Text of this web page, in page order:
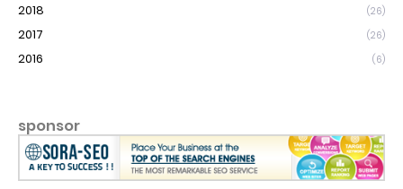
2018 (26)
2017 (26)
2016 (6)
sponsor